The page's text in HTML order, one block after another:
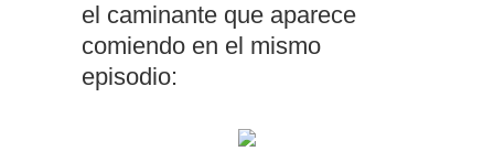
el caminante que aparece
comiendo en el mismo
episodio: